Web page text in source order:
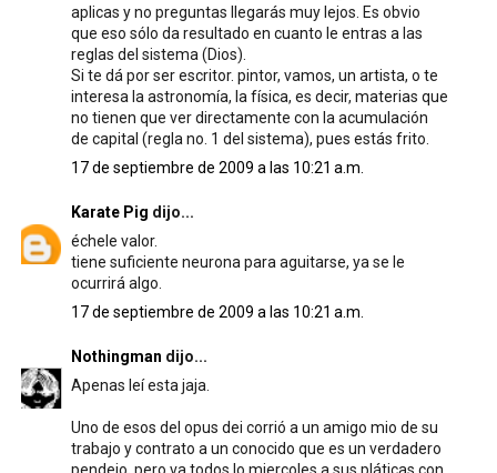
aplicas y no preguntas llegarás muy lejos. Es obvio
que eso sólo da resultado en cuanto le entras a las
reglas del sistema (Dios).
Si te dá por ser escritor. pintor, vamos, un artista, o te
interesa la astronomía, la física, es decir, materias que
no tienen que ver directamente con la acumulación
de capital (regla no. 1 del sistema), pues estás frito.
17 de septiembre de 2009 a las 10:21 a.m.
Karate Pig dijo...
échele valor.
tiene suficiente neurona para aguitarse, ya se le
ocurrirá algo.
17 de septiembre de 2009 a las 10:21 a.m.
Nothingman dijo...
Apenas leí esta jaja.
Uno de esos del opus dei corrió a un amigo mio de su
trabajo y contrato a un conocido que es un verdadero